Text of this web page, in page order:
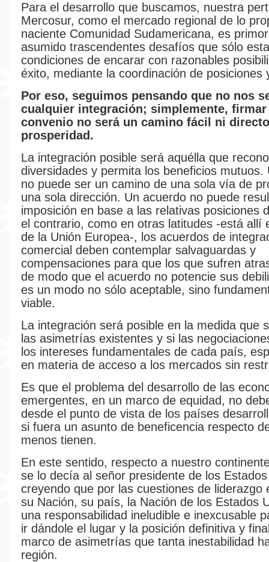
Para el desarrollo que buscamos, nuestra
Mercosur, como el mercado regional de lo
naciente Comunidad Sudamericana, es
asumido trascendentes desafíos que sólo
condiciones de encarar con razonables
éxito, mediante la coordinación de posiciones
Por eso, seguimos pensando que no nos
cualquier integración; simplemente, firmar
convenio no será un camino fácil ni
prosperidad.
La integración posible será aquélla que
diversidades y permita los beneficios mutuos.
no puede ser un camino de una sola vía de
una sola dirección. Un acuerdo no puede
imposición en base a las relativas posiciones
el contrario, como en otras latitudes -está allí
de la Unión Europea-, los acuerdos de
comercial deben contemplar salvaguardas y
compensaciones para que los que sufren
de modo que el acuerdo no potencie sus
es un modo no sólo aceptable, sino
viable.
La integración será posible en la medida que
las asimetrías existentes y si las
los intereses fundamentales de cada país,
en materia de acceso a los mercados sin
Es que el problema del desarrollo de las
emergentes, en un marco de equidad, no
desde el punto de vista de los países
si fuera un asunto de beneficencia respecto
menos tienen.
En este sentido, respecto a nuestro
se lo decía al señor presidente de los
creyendo que por las cuestiones de liderazgo
su Nación, su país, la Nación de los Estados
una responsabilidad ineludible e inexcusable
ir dándole el lugar y la posición definitiva y
marco de asimetrías que tanta inestabilidad
región.